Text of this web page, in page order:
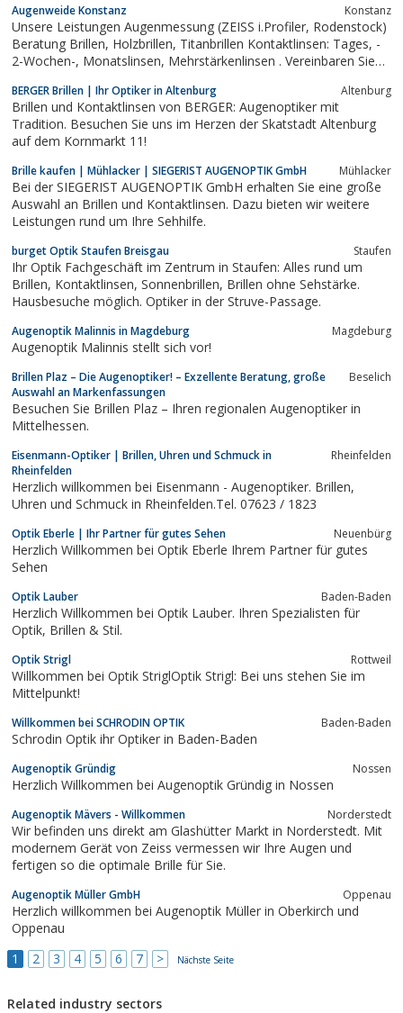
erfahrenen Mitarbeitern und umfassendem Service.
Augenweide Konstanz Konstanz
Unsere Leistungen Augenmessung (ZEISS i.Profiler, Rodenstock)
Beratung Brillen, Holzbrillen, Titanbrillen Kontaktlinsen: Tages, -
2-Wochen-, Monatslinsen, Mehrstärkenlinsen . Vereinbaren Sie
konstanz.de +49 7531 26222
BERGER Brillen | Ihr Optiker in Altenburg Altenburg
Brillen und Kontaktlinsen von BERGER: Augenoptiker mit
Tradition. Besuchen Sie uns im Herzen der Skatstadt Altenburg
auf dem Kornmarkt 11!
Brille kaufen | Mühlacker | SIEGERIST AUGENOPTIK GmbH Mühlacker
Bei der SIEGERIST AUGENOPTIK GmbH erhalten Sie eine große
Auswahl an Brillen und Kontaktlinsen. Dazu bieten wir weitere
Leistungen rund um Ihre Sehhilfe.
burget Optik Staufen Breisgau Staufen
Ihr Optik Fachgeschäft im Zentrum in Staufen: Alles rund um
Brillen, Kontaktlinsen, Sonnenbrillen, Brillen ohne Sehstärke.
Hausbesuche möglich. Optiker in der Struve-Passage.
Augenoptik Malinnis in Magdeburg Magdeburg
Augenoptik Malinnis stellt sich vor!
Brillen Plaz – Die Augenoptiker! – Exzellente Beratung, große
Auswahl an Markenfassungen
Beselich
Besuchen Sie Brillen Plaz – Ihren regionalen Augenoptiker in
Mittelhessen.
Eisenmann-Optiker | Brillen, Uhren und Schmuck in
Rheinfelden
Rheinfelden
Herzlich willkommen bei Eisenmann - Augenoptiker. Brillen,
Uhren und Schmuck in Rheinfelden.Tel. 07623 / 1823
Optik Eberle | Ihr Partner für gutes Sehen Neuenbürg
Herzlich Willkommen bei Optik Eberle Ihrem Partner für gutes
Sehen
Optik Lauber Baden-Baden
Herzlich Willkommen bei Optik Lauber. Ihren Spezialisten für
Optik, Brillen & Stil.
Optik Strigl Rottweil
Willkommen bei Optik StriglOptik Strigl: Bei uns stehen Sie im
Mittelpunkt!
Willkommen bei SCHRODIN OPTIK Baden-Baden
Schrodin Optik ihr Optiker in Baden-Baden
Augenoptik Gründig Nossen
Herzlich Willkommen bei Augenoptik Gründig in Nossen
Augenoptik Mävers - Willkommen Norderstedt
Wir befinden uns direkt am Glashütter Markt in Norderstedt. Mit
modernem Gerät von Zeiss vermessen wir Ihre Augen und
fertigen so die optimale Brille für Sie.
Augenoptik Müller GmbH Oppenau
Herzlich willkommen bei Augenoptik Müller in Oberkirch und
Oppenau
1
2 3 4 5 6 7 > Nächste Seite
Related industry sectors